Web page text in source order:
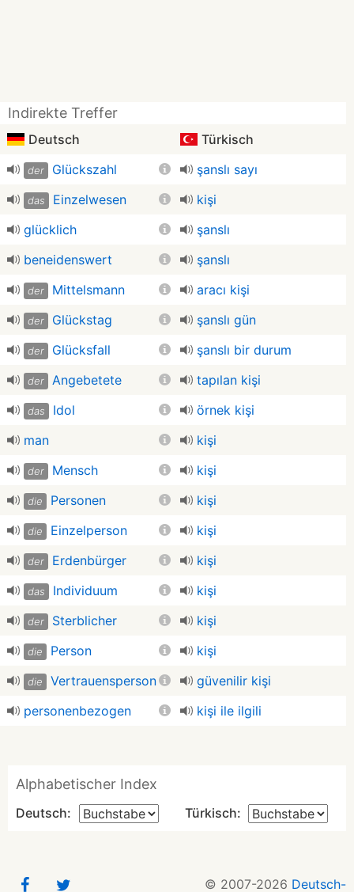
Indirekte Treffer
Deutsch Türkisch
der Glückszahl şanslı sayı
das Einzelwesen
kişi
glücklich
şanslı
beneidenswert
şanslı
der Mittelsmann aracı kişi
der Glückstag şanslı gün
der Glücksfall şanslı bir durum
der Angebetete tapılan kişi
das Idol
örnek kişi
man
kişi
der Mensch kişi
die Personen kişi
die Einzelperson kişi
der Erdenbürger kişi
das Individuum kişi
der Sterblicher kişi
die Person kişi
die Vertrauensperson
güvenilir kişi
personenbezogen
kişi ile ilgili
Alphabetischer Index
Deutsch: Türkisch:
© 2007-2026 Deutsch-